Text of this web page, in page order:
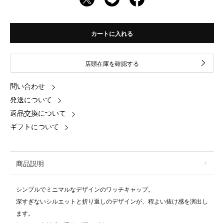
カートに入れる
店頭在庫を確認する
問い合わせ
発送について
返品交換について
ギフトについて
商品説明
シンプルでミニマルなデザインのワッチキャップ。
深すぎないシルエットと折り返しのデザインが、程よい抜け感を演出し
ます。